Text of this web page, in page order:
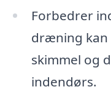
Forbedrer
dræning kan
skimmel og
indendørs.